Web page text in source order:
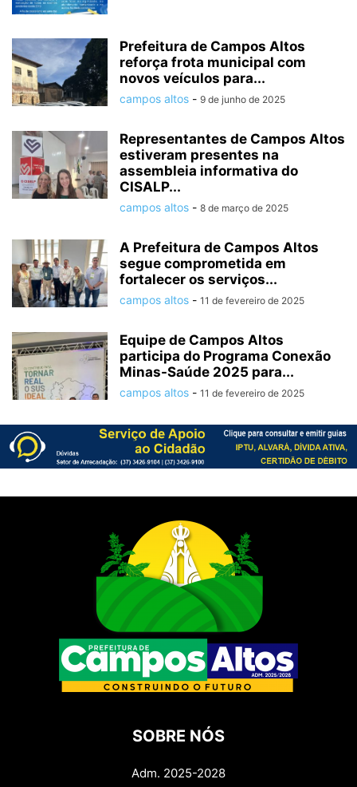
Prefeitura de Campos Altos
reforça frota municipal com
novos veículos para...
campos altos - 9 de junho de 2025
Representantes de Campos Altos
estiveram presentes na
assembleia informativa do
CISALP...
campos altos - 8 de março de 2025
A Prefeitura de Campos Altos
segue comprometida em
fortalecer os serviços...
campos altos - 11 de fevereiro de 2025
Equipe de Campos Altos
participa do Programa Conexão
Minas-Saúde 2025 para...
campos altos - 11 de fevereiro de 2025
SOBRE NÓS
Adm. 2025-2028